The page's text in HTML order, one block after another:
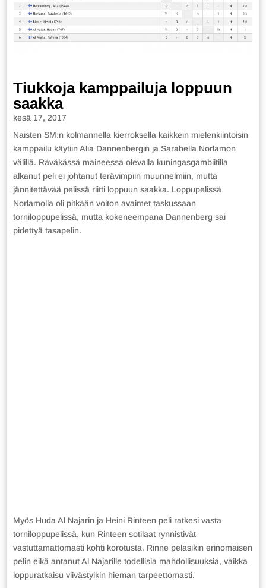
Tiukkoja kamppailuja loppuun
saakka
kesä 17, 2017
Naisten SM:n kolmannella kierroksella kaikkein mielenkiintoisin
kamppailu käytiin Alia Dannenbergin ja Sarabella Norlamon
välillä. Räväkässä maineessa olevalla kuningasgambiitilla
alkanut peli ei johtanut terävimpiin muunnelmiin, mutta
jännitettävää pelissä riitti loppuun saakka. Loppupelissä
Norlamolla oli pitkään voiton avaimet taskussaan
torniloppupelissä, mutta kokeneempana Dannenberg sai
pidettyä tasapelin.
Myös Huda Al Najarin ja Heini Rinteen peli ratkesi vasta
torniloppupelissä, kun Rinteen sotilaat rynnistivät
vastuttamattomasti kohti korotusta. Rinne pelasikin erinomaisen
pelin eikä antanut Al Najarille todellisia mahdollisuuksia, vaikka
loppuratkaisu viivästyikin hieman tarpeettomasti.